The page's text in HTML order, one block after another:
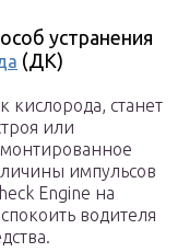
устранения
(ДК)
кислорода, станет
или
импульсов
Engine на
водителя